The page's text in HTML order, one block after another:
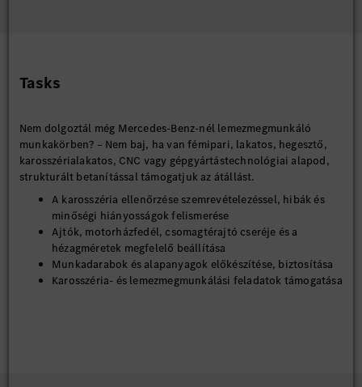
Tasks
Nem dolgoztál még Mercedes-Benz-nél lemezmegmunkáló
munkakörben? – Nem baj, ha van fémipari, lakatos, hegesztő,
karosszérialakatos, CNC vagy gépgyártástechnológiai alapod,
strukturált betanítással támogatjuk az átállást.
A karosszéria ellenőrzése szemrevételezéssel, hibák és
minőségi hiányosságok felismerése
Ajtók, motorházfedél, csomagtérajtó cseréje és a
hézagméretek megfelelő beállítása
Munkadarabok és alapanyagok előkészítése, biztosítása
Karosszéria- és lemezmegmunkálási feladatok támogatása